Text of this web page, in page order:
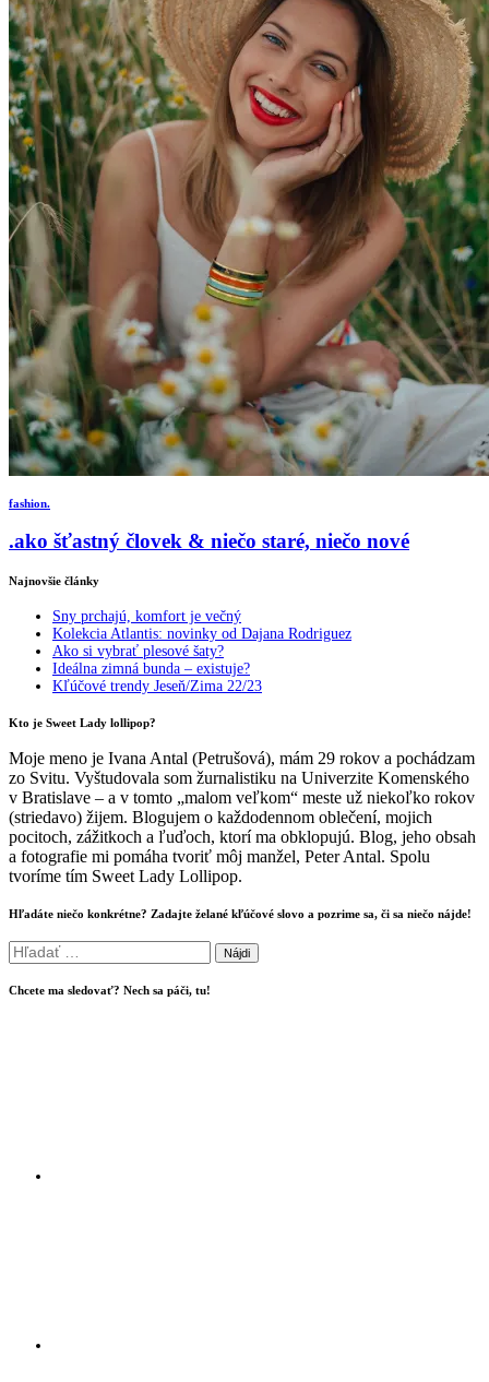
fashion.
.ako šťastný človek & niečo staré, niečo nové
Najnovšie články
Sny prchajú, komfort je večný
Kolekcia Atlantis: novinky od Dajana Rodriguez
Ako si vybrať plesové šaty?
Ideálna zimná bunda – existuje?
Kľúčové trendy Jeseň/Zima 22/23
Kto je Sweet Lady lollipop?
Moje meno je Ivana Antal (Petrušová), mám 29 rokov a pochádzam
zo Svitu. Vyštudovala som žurnalistiku na Univerzite Komenského
v Bratislave – a v tomto „malom veľkom“ meste už niekoľko rokov
(striedavo) žijem. Blogujem o každodennom oblečení, mojich
pocitoch, zážitkoch a ľuďoch, ktorí ma obklopujú. Blog, jeho obsah
a fotografie mi pomáha tvoriť môj manžel, Peter Antal. Spolu
tvoríme tím Sweet Lady Lollipop.
Hľadáte niečo konkrétne? Zadajte želané kľúčové slovo a pozrime sa, či sa niečo nájde!
Hľadať:
Chcete ma sledovať? Nech sa páči, tu!